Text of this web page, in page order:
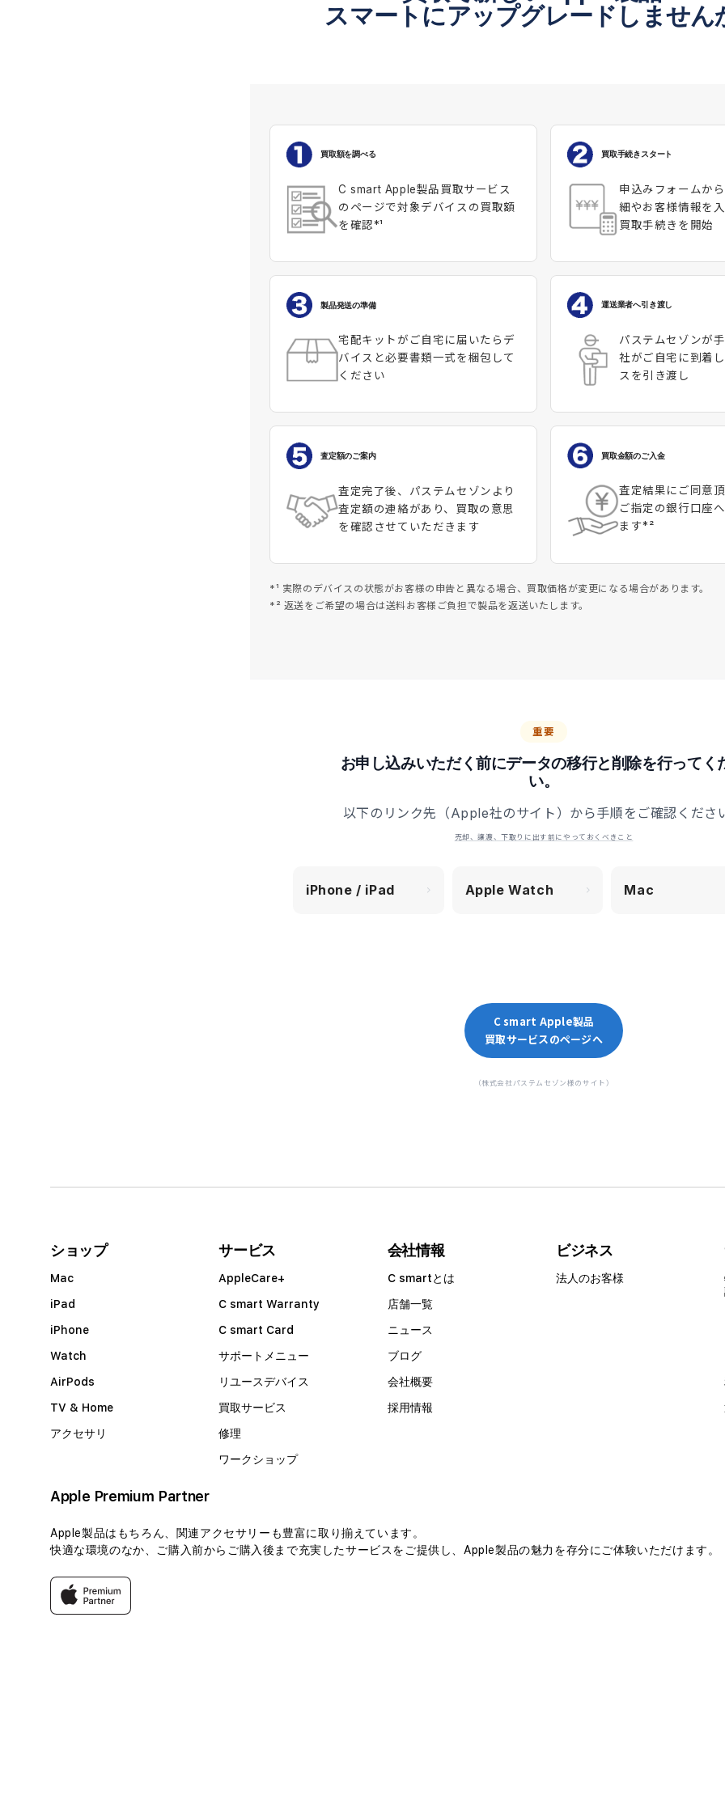
スマートにアップグレードしません
買取額を調べる
C smart Apple製品買取サービス
のページで対象デバイスの買取額
を確認*¹
買取手続きスタート
申込みフォームか
細やお客様情報を入
買取手続きを開始
製品発送の準備
宅配キットがご自宅に届いたらデ
バイスと必要書類一式を梱包して
ください
運送業者へ引き渡し
パステムセゾンが
社がご自宅に到着
スを引き渡し
査定額のご案内
査定完了後、パステムセゾンより
査定額の連絡があり、買取の意思
を確認させていただきます
買取金額のご入金
査定結果にご同意
ご指定の銀行口座
ます*²
*¹ 実際のデバイスの状態がお客様の申告と異なる場合、買取価格が変更になる場合があります。
*² 返送をご希望の場合は送料お客様ご負担で製品を返送いたします。
重要
お申し込みいただく前にデータの移行と削除を行ってく
い。
以下のリンク先（Apple社のサイト）から手順をご確認くださ
売却、譲渡、下取りに出す前にやっておくべきこと
iPhone / iPad Apple Watch Mac
C smart Apple製品
買取サービスのページへ
（株式会社パステムセゾン様のサイト）
ショップ
Mac
iPad
iPhone
Watch
AirPods
TV & Home
アクセサリ
サービス
AppleCare+
C smart Warranty
C smart Card
サポートメニュー
リユースデバイス
買取サービス
修理
ワークショップ
会社情報
C smartとは
店舗一覧
ニュース
ブログ
会社概要
採用情報
ビジネス
法人のお客様
Apple Premium Partner
Apple製品はもちろん、関連アクセサリーも豊富に取り揃えています。
快適な環境のなか、ご購入前からご購入後まで充実したサービスをご提供し、Apple製品の魅力を存分にご体験いただけます。